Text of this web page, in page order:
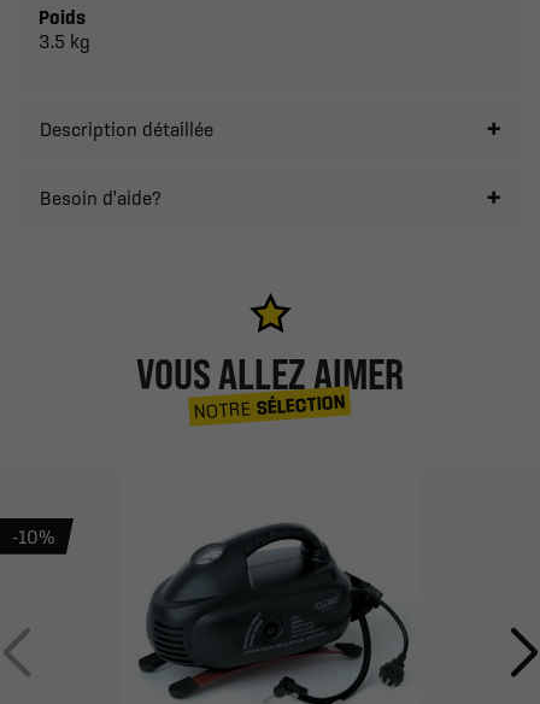
Poids
3.5 kg
Description détaillée
Besoin d'aide?
VOUS ALLEZ AIMER
NOTRESÉLECTION
-10%